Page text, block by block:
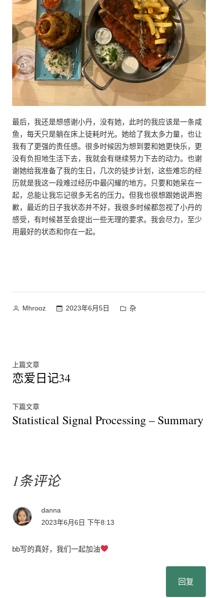
最后，我还是想感谢小丹，没有她，此时的我应该是一条咸
鱼，每天只是躺在床上徒耗时光。她给了我太多力量，也让
我有了更强的责任感。很多时候因为想到要和她更快乐，更
没有负担地生活下去，我就会有继续努力下去的动力。也谢
谢她给我准备了我的生日，几次的徒步计划，这些难忘的经
历就是我这一段难过经历中最闪耀的地方。只要和她呆在一
起，总能让我忘记很多无名的压力。但我也很想跟她说声抱
歉，最近的日子我状态并不好，我很多时候都忽视了小丹的
感受，有时候甚至会提出一些无理的要求。我会尽力，至少
用最好的状态和你在一起。
作
Mhrooz 2023年6月5日
发
杂
文
章
导
航
上篇文章上
篇
恋爱日记34
下篇文章下
篇
Statistical Signal Processing – Summary
1条评论
danna
2023年6月6日 下午8:13
bb写的真好，我们一起加油
回复